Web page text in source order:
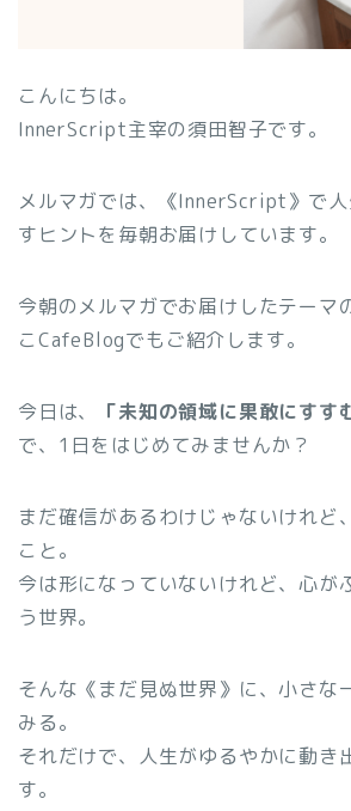
こんにちは。
InnerScript主宰の須田智子です。
メルマガでは、《InnerScript》で
すヒントを毎朝お届けしています。
今朝のメルマガでお届けしたテーマ
こCafeBlogでもご紹介します。
今日は、 「未知の領域に果敢にすす
で、1日をはじめてみませんか？
まだ確信があるわけじゃないけれど
こと。
今は形になっていないけれど、心が
う世界。
そんな《まだ見ぬ世界》に、小さな
みる。
それだけで、人生がゆるやかに動き
す。